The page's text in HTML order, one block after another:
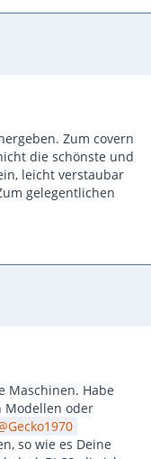
Zum covern
die schönste und
leicht verstaubar
gelegentlichen
Maschinen. Habe
Modellen oder
Gecko1970
so wie es Deine